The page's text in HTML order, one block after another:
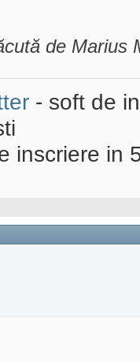
de Marius
- soft de
inscriere in